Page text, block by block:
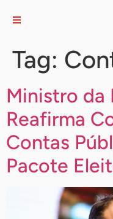
Tag:
Ministro da
Reafirma
Contas
Pacote